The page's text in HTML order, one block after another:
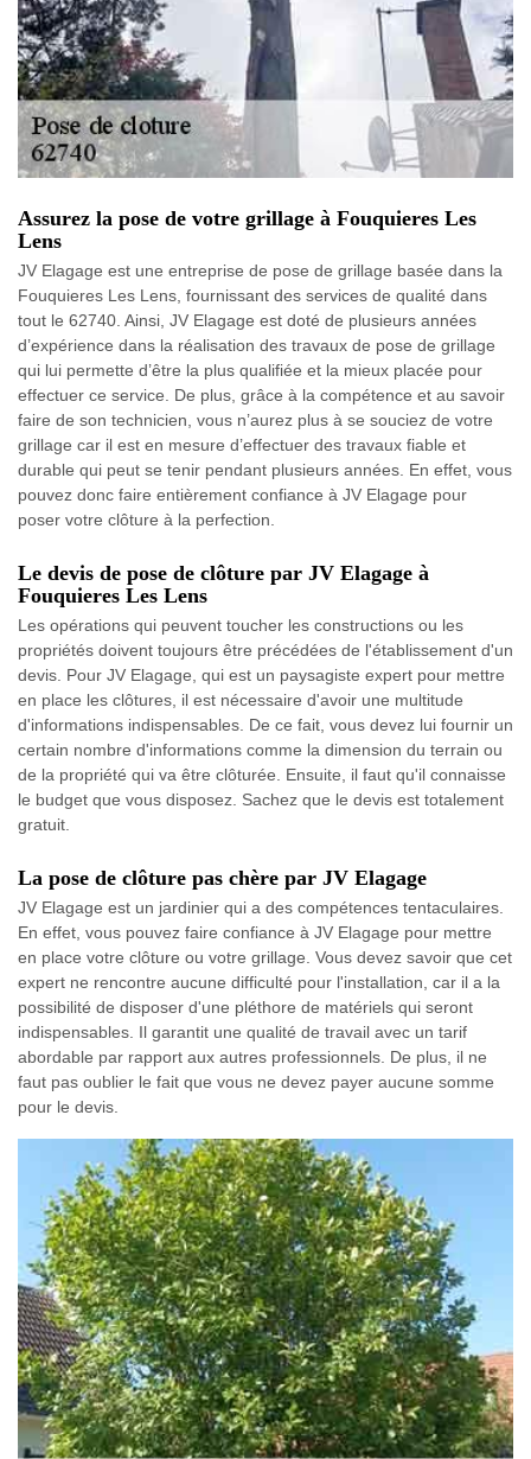
Assurez la pose de votre grillage à Fouquieres Les
Lens
JV Elagage est une entreprise de pose de grillage basée dans la
Fouquieres Les Lens, fournissant des services de qualité dans
tout le 62740. Ainsi, JV Elagage est doté de plusieurs années
d’expérience dans la réalisation des travaux de pose de grillage
qui lui permette d’être la plus qualifiée et la mieux placée pour
effectuer ce service. De plus, grâce à la compétence et au savoir
faire de son technicien, vous n’aurez plus à se souciez de votre
grillage car il est en mesure d’effectuer des travaux fiable et
durable qui peut se tenir pendant plusieurs années. En effet, vous
pouvez donc faire entièrement confiance à JV Elagage pour
poser votre clôture à la perfection.
Le devis de pose de clôture par JV Elagage à
Fouquieres Les Lens
Les opérations qui peuvent toucher les constructions ou les
propriétés doivent toujours être précédées de l'établissement d'un
devis. Pour JV Elagage, qui est un paysagiste expert pour mettre
en place les clôtures, il est nécessaire d'avoir une multitude
d'informations indispensables. De ce fait, vous devez lui fournir un
certain nombre d'informations comme la dimension du terrain ou
de la propriété qui va être clôturée. Ensuite, il faut qu'il connaisse
le budget que vous disposez. Sachez que le devis est totalement
gratuit.
La pose de clôture pas chère par JV Elagage
JV Elagage est un jardinier qui a des compétences tentaculaires.
En effet, vous pouvez faire confiance à JV Elagage pour mettre
en place votre clôture ou votre grillage. Vous devez savoir que cet
expert ne rencontre aucune difficulté pour l'installation, car il a la
possibilité de disposer d'une pléthore de matériels qui seront
indispensables. Il garantit une qualité de travail avec un tarif
abordable par rapport aux autres professionnels. De plus, il ne
faut pas oublier le fait que vous ne devez payer aucune somme
pour le devis.